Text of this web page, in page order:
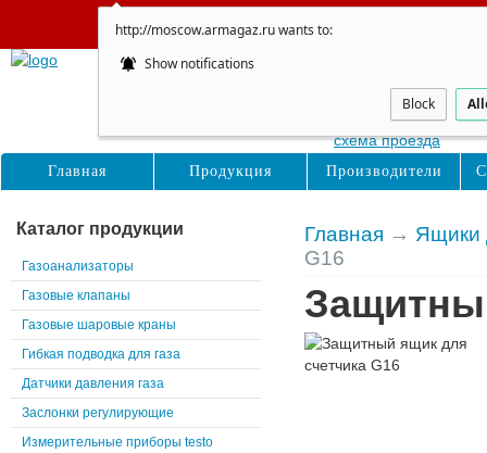
http://moscow.armagaz.ru wants to:
Show notifications
Block
Сайт не
Главная → Ящики
G16
Каталог продукции
Газоанализаторы
Газовые клапаны
Газовые шаровые краны
Гибкая подводка для газа
Датчики давления газа
Заслонки регулирующие
Измерительные приборы testo
Восточная, д. 16с1
схема проезда
Главная Продукция Производители